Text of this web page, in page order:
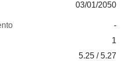
03/01/2050
-
1
5.25 / 5.27